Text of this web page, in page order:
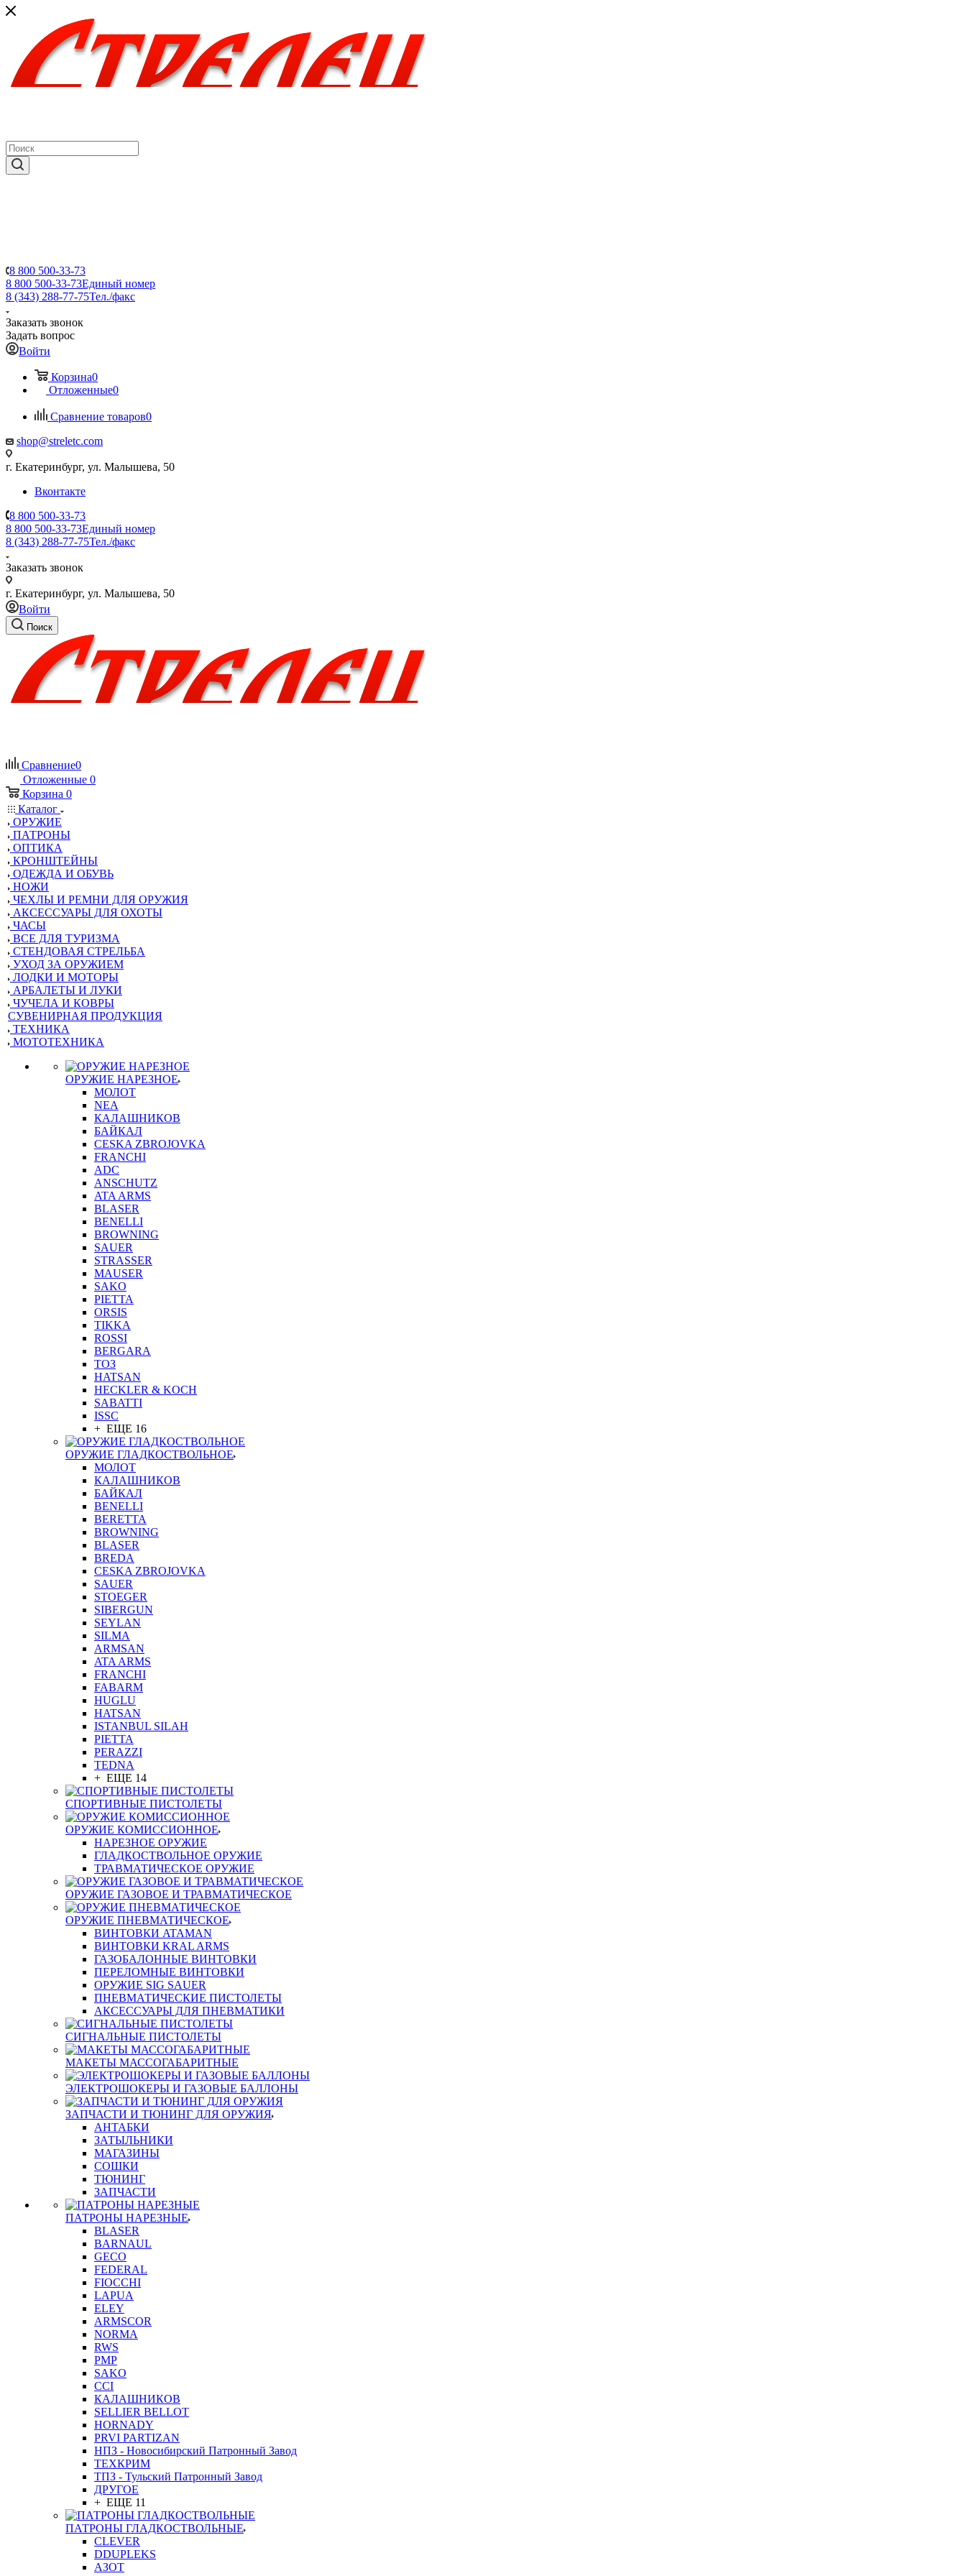
8 800 500-33-73
8 800 500-33-73Единый номер
8 (343) 288-77-75Тел./факс
Заказать звонок
Задать вопрос
Войти
Корзина0
Отложенные0
Сравнение товаров0
shop@streletc.com
г. Екатеринбург, ул. Малышева, 50
Вконтакте
8 800 500-33-73
8 800 500-33-73Единый номер
8 (343) 288-77-75Тел./факс
Заказать звонок
г. Екатеринбург, ул. Малышева, 50
Войти
Поиск
Сравнение0
Отложенные 0
Корзина 0
Каталог
ОРУЖИЕ
ПАТРОНЫ
ОПТИКА
КРОНШТЕЙНЫ
ОДЕЖДА И ОБУВЬ
НОЖИ
ЧЕХЛЫ И РЕМНИ ДЛЯ ОРУЖИЯ
АКСЕССУАРЫ ДЛЯ ОХОТЫ
ЧАСЫ
ВСЕ ДЛЯ ТУРИЗМА
СТЕНДОВАЯ СТРЕЛЬБА
УХОД ЗА ОРУЖИЕМ
ЛОДКИ И МОТОРЫ
АРБАЛЕТЫ И ЛУКИ
ЧУЧЕЛА И КОВРЫ
СУВЕНИРНАЯ ПРОДУКЦИЯ
ТЕХНИКА
МОТОТЕХНИКА
ОРУЖИЕ НАРЕЗНОЕ
МОЛОТ
NEA
КАЛАШНИКОВ
БАЙКАЛ
CESKA ZBROJOVKA
FRANCHI
ADC
ANSCHUTZ
ATA ARMS
BLASER
BENELLI
BROWNING
SAUER
STRASSER
MAUSER
SAKO
PIETTA
ORSIS
TIKKA
ROSSI
BERGARA
ТОЗ
HATSAN
HECKLER & KOCH
SABATTI
ISSC
+ ЕЩЕ 16
ОРУЖИЕ ГЛАДКОСТВОЛЬНОЕ
МОЛОТ
КАЛАШНИКОВ
БАЙКАЛ
BENELLI
BERETTA
BROWNING
BLASER
BREDA
CESKA ZBROJOVKA
SAUER
STOEGER
SIBERGUN
SEYLAN
SILMA
ARMSAN
ATA ARMS
FRANCHI
FABARM
HUGLU
HATSAN
ISTANBUL SILAH
PIETTA
PERAZZI
TEDNA
+ ЕЩЕ 14
СПОРТИВНЫЕ ПИСТОЛЕТЫ
ОРУЖИЕ КОМИССИОННОЕ
НАРЕЗНОЕ ОРУЖИЕ
ГЛАДКОСТВОЛЬНОЕ ОРУЖИЕ
ТРАВМАТИЧЕСКОЕ ОРУЖИЕ
ОРУЖИЕ ГАЗОВОЕ И ТРАВМАТИЧЕСКОЕ
ОРУЖИЕ ПНЕВМАТИЧЕСКОЕ
ВИНТОВКИ ATAMAN
ВИНТОВКИ KRAL ARMS
ГАЗОБАЛОННЫЕ ВИНТОВКИ
ПЕРЕЛОМНЫЕ ВИНТОВКИ
ОРУЖИЕ SIG SAUER
ПНЕВМАТИЧЕСКИЕ ПИСТОЛЕТЫ
АКСЕССУАРЫ ДЛЯ ПНЕВМАТИКИ
СИГНАЛЬНЫЕ ПИСТОЛЕТЫ
МАКЕТЫ МАССОГАБАРИТНЫЕ
ЭЛЕКТРОШОКЕРЫ И ГАЗОВЫЕ БАЛЛОНЫ
ЗАПЧАСТИ И ТЮНИНГ ДЛЯ ОРУЖИЯ
АНТАБКИ
ЗАТЫЛЬНИКИ
МАГАЗИНЫ
СОШКИ
ТЮНИНГ
ЗАПЧАСТИ
ПАТРОНЫ НАРЕЗНЫЕ
BLASER
BARNAUL
GEСO
FEDERAL
FIOCCHI
LAPUA
ELEY
ARMSCOR
NORMA
RWS
PMP
SAKO
CCI
КАЛАШНИКОВ
SELLIER BELLOT
HORNADY
PRVI PARTIZAN
НПЗ - Новосибирский Патронный Завод
ТЕХКРИМ
ТПЗ - Тульский Патронный Завод
ДРУГОЕ
+ ЕЩЕ 11
ПАТРОНЫ ГЛАДКОСТВОЛЬНЫЕ
CLEVER
DDUPLEKS
АЗОТ